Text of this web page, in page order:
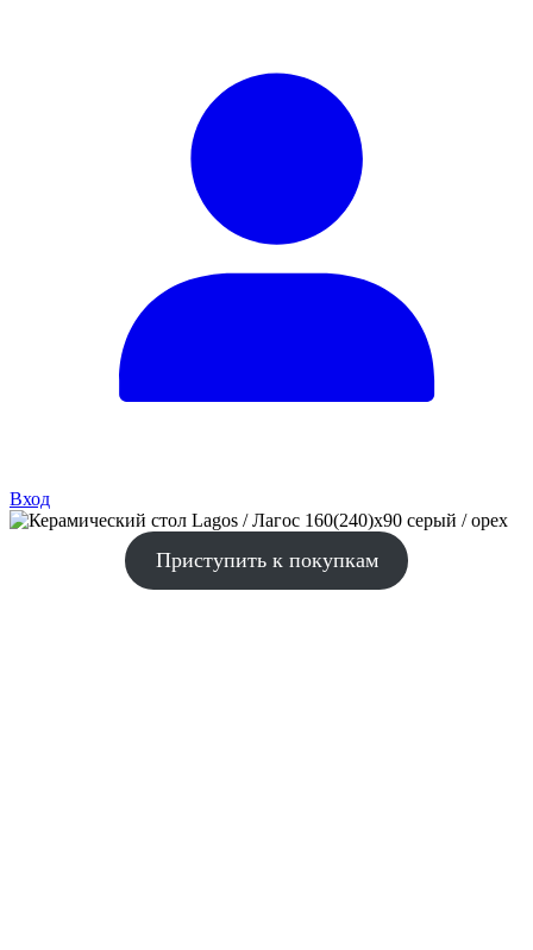
Вход
Приступить к покупкам